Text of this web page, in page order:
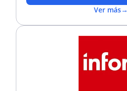
Ver más→